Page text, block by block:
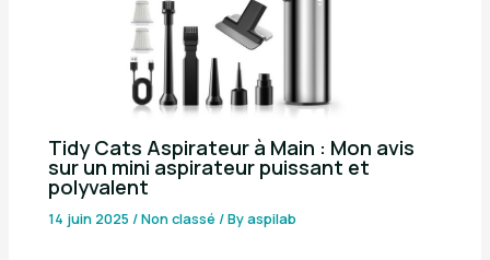
Tidy Cats Aspirateur à Main : Mon avis
sur un mini aspirateur puissant et
polyvalent
14 juin 2025/Non classé / Byaspilab